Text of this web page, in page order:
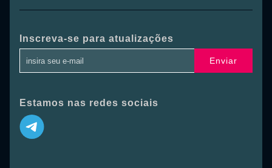
Inscreva-se para atualizações
Enviar
Estamos nas redes sociais